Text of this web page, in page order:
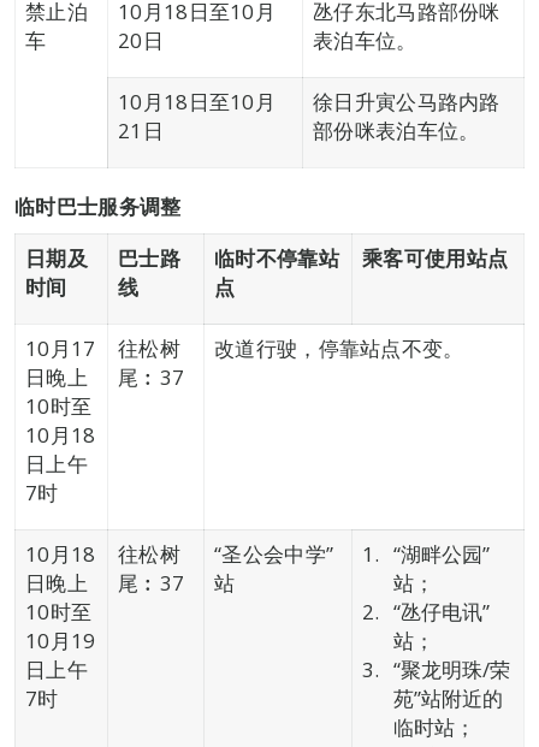
禁止泊
车
10月18日至10月
20日
氹仔东北马路部份咪
表泊车位。
10月18日至10月
21日
徐日升寅公马路内路
部份咪表泊车位。
临时巴士服务调整
日期及
时间
巴士路
线
临时不停靠站
点
乘客可使用站点
10月17
日晚上
10时至
10月18
日上午
7时
往松树
尾︰37
改道行驶，停靠站点不变。
10月18
日晚上
10时至
10月19
日上午
7时
往松树
尾︰37
“圣公会中学”
站
“湖畔公园”
站；
“氹仔电讯”
站；
“聚龙明珠/荣
苑”站附近的
临时站；